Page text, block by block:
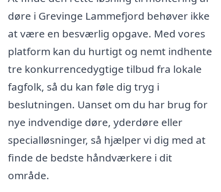
døre i Grevinge Lammefjord behøver ikke
at være en besværlig opgave. Med vores
platform kan du hurtigt og nemt indhente
tre konkurrencedygtige tilbud fra lokale
fagfolk, så du kan føle dig tryg i
beslutningen. Uanset om du har brug for
nye indvendige døre, yderdøre eller
specialløsninger, så hjælper vi dig med at
finde de bedste håndværkere i dit
område.